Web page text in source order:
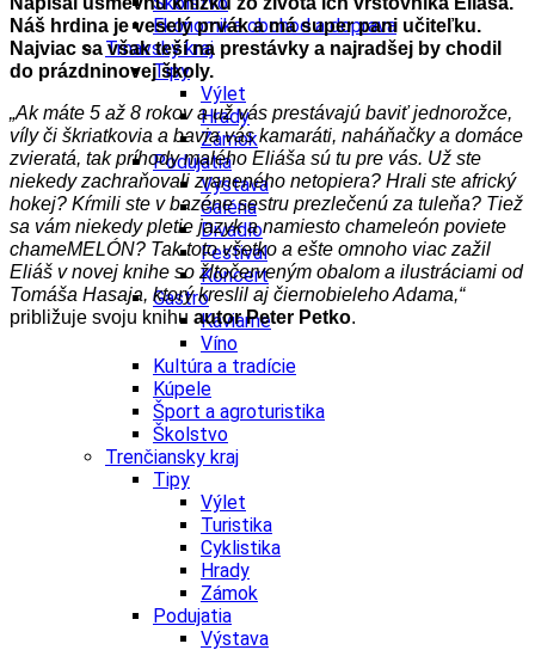
Ekonomika obchod a doprava
Trnavský kraj
Tipy
Výlet
Hrady
Zámok
Podujatia
Výstava
Galéria
Divadlo
Festival
Koncert
Gastro
Kaviarne
Víno
Kultúra a tradície
Kúpele
Šport a agroturistika
Školstvo
Trenčiansky kraj
Tipy
Výlet
Turistika
Cyklistika
Hrady
Zámok
Podujatia
Výstava
Náš hrdina je veselý prvák a má super pani učiteľku.
Najviac sa však teší na prestávky a najradšej by chodil
do prázdninovej školy.
„Ak máte 5 až 8 rokov a už vás prestávajú baviť jednorožce,
víly či škriatkovia a bavia vás kamaráti, naháňačky a domáce
zvieratá, tak príhody malého Eliáša sú tu pre vás. Už ste
niekedy zachraňovali zraneného netopiera? Hrali ste africký
hokej? Kŕmili ste v bazéne sestru prezlečenú za tuleňa? Tiež
sa vám niekedy pletie jazyk a namiesto chameleón poviete
chameMELÓN? Tak toto všetko a ešte omnoho viac zažil
Eliáš v novej knihe so žltočerveným obalom a ilustráciami od
Tomáša Hasaja, ktorý kreslil aj čiernobieleho Adama,“
približuje svoju knihu autor Peter Petko.